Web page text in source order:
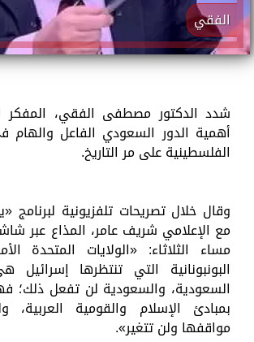
الفقي
شدد الدكتور مصطفى الفقي، المفكر
أهمية الدور السعودي الفاعل
الفلسطينية على مر التاريخ.
وقال خلال تصريحات تلفزيونية
مساء الثلاثاء: «الولايات المتحدة
البونبونانية التي تنتظرها
السعودية، والسعودية لن تفعل ذلك؛
بمبادئ الإسلام والقومية
مواقفها ولن تتغير».